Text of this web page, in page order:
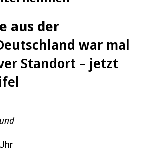
aus der
war mal
Standort – jetzt